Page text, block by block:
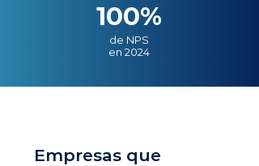
100%
de NPS
en 2024
Empresas que